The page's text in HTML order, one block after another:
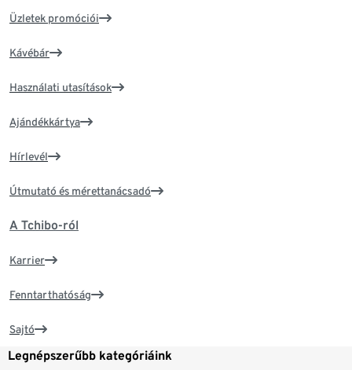
Üzletek promóciói
Kávébár
Használati utasítások
Ajándékkártya
Hírlevél
Útmutató és mérettanácsadó
A Tchibo-ról
Karrier
Fenntarthatóság
Sajtó
Legnépszerűbb kategóriáink